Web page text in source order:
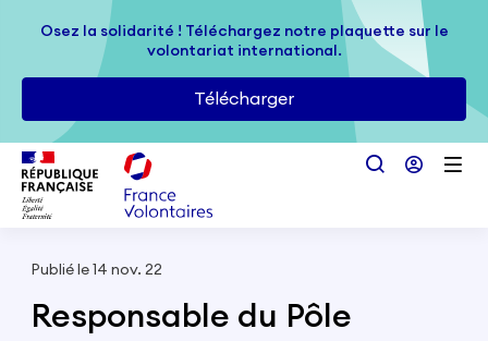
Passer au contenu principal
Osez la solidarité ! Téléchargez notre plaquette sur le
volontariat international.
Télécharger
Osez la solidarité ! Téléchargez notre plaquette sur le
volontariat international.
Télécharger
Publié le 14 nov. 22
Responsable du Pôle